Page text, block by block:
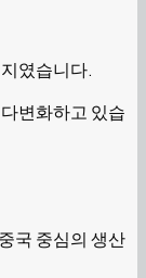
였습니다.
변화하고 있습
국 중심의 생산